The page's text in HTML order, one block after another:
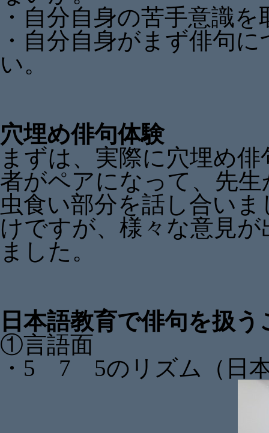
・自分自身の苦手意識
・自分自身がまず俳句
い。
穴埋め俳句体験
まずは、実際に穴埋め
者がペアになって、先
虫食い部分を話し合い
けですが、様々な意見
ました。
日本語教育で俳句を扱
①言語面
・5 7 5のリズム（日